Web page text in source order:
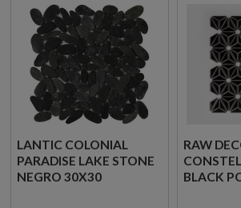
LANTIC COLONIAL
PARADISE LAKE STONE
NEGRO 30X30
RAW
BLACK